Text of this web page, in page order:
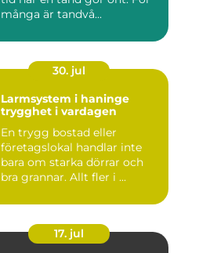
många är tandvå...
30. jul
Larmsystem i haninge
trygghet i vardagen
En trygg bostad eller
företagslokal handlar inte
bara om starka dörrar och
bra grannar. Allt fler i ...
17. jul